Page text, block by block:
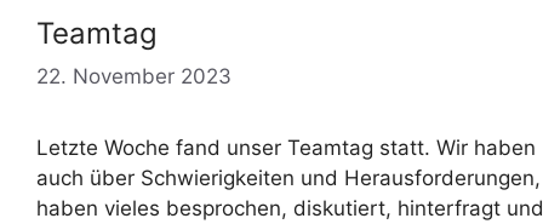
Teamtag
22. November 2023
Letzte Woche fand unser Teamtag statt. Wir
auch über Schwierigkeiten und
haben vieles besprochen, diskutiert, hinterfragt